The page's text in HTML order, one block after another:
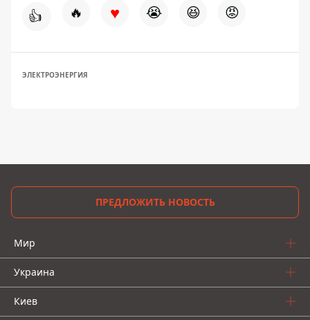
👍 🔥 ♥ 😭 😆 😡
ЭЛЕКТРОЭНЕРГИЯ
ПРЕДЛОЖИТЬ НОВОСТЬ
Мир
Украина
Киев